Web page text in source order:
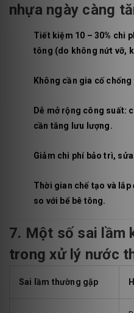
nhựa ngày càng
Tiết kiệm 10 – 30% chi
tông (do không nứt vỡ,
Không cần gia cố
Dễ mở rộng công suất:
cần tăng lưu lượng.
Giảm chi phí bảo trì,
Thời gian chế tạo và lắp
so với bể bê tông.
7. Một số sai lầm
trong xử lý nước
Sai lầm thường gặp